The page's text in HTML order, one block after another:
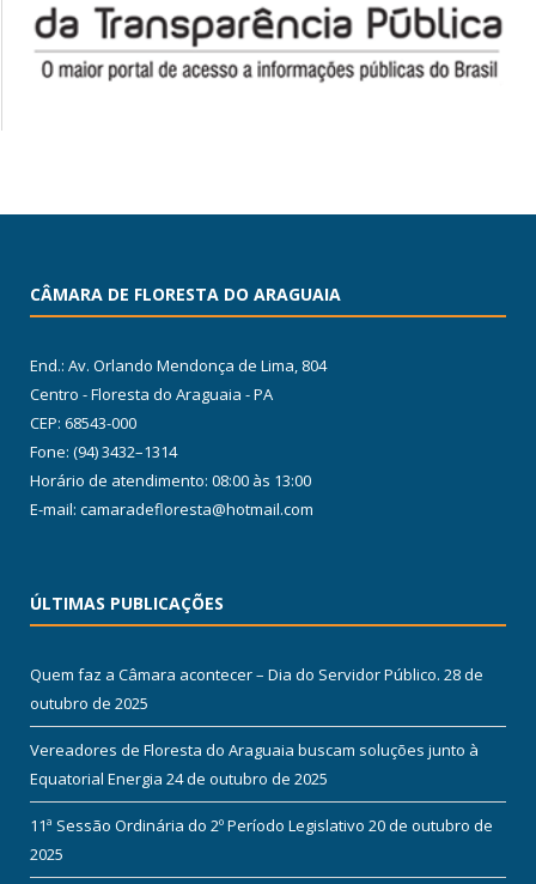
CÂMARA DE FLORESTA DO ARAGUAIA
End.: Av. Orlando Mendonça de Lima, 804
Centro - Floresta do Araguaia - PA
CEP: 68543-000
Fone: (94) 3432–1314
Horário de atendimento: 08:00 às 13:00
E-mail: camaradefloresta@hotmail.com
ÚLTIMAS PUBLICAÇÕES
Quem faz a Câmara acontecer – Dia do Servidor Público. 28 de
outubro de 2025
Vereadores de Floresta do Araguaia buscam soluções junto à
Equatorial Energia 24 de outubro de 2025
11ª Sessão Ordinária do 2º Período Legislativo 20 de outubro de
2025